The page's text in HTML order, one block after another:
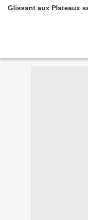
Glissant aux Plateaux